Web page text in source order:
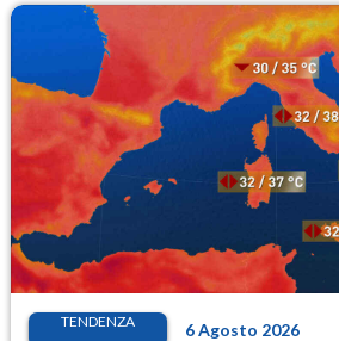
TENDENZA 6 Agosto 2026